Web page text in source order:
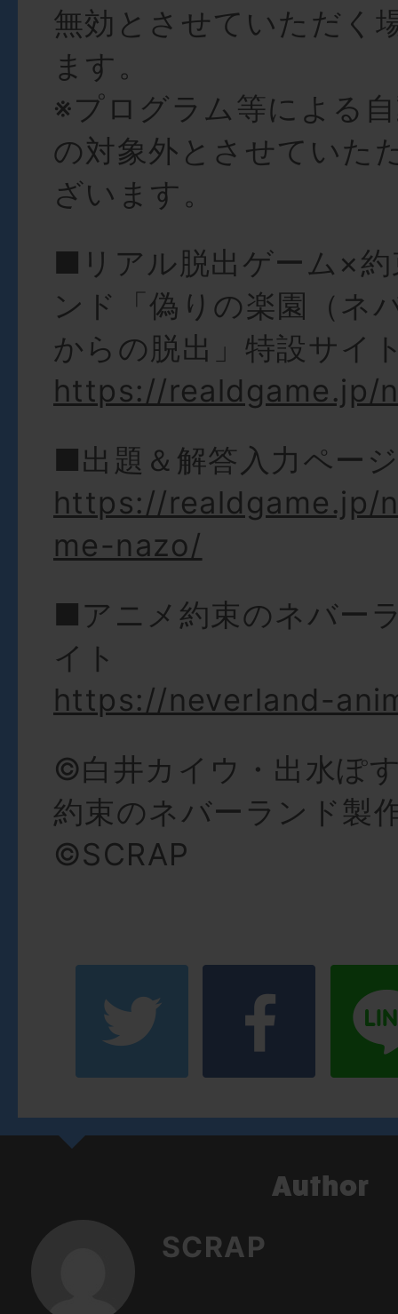
無効とさせていただく
ます。
※プログラム等による
の対象外とさせていた
ざいます。
■リアル脱出ゲーム×
ンド「偽りの楽園（ネ
からの脱出」特設サイ
https://realdgame.jp/
■出題＆解答入力ページ
https://realdgame.jp/
me-nazo/
■アニメ約束のネバー
イト
https://neverland-
©白井カイウ・出水ぽ
約束のネバーランド
©SCRAP
SCRAP